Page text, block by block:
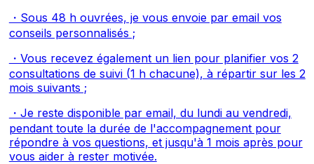
・Sous 48 h ouvrées, je vous envoie par email vos
conseils personnalisés ;
・Vous recevez également un lien pour planifier vos 2
consultations de suivi (1 h chacune), à répartir sur les 2
mois suivants ;
・Je reste disponible par email, du lundi au vendredi,
pendant toute la durée de l'accompagnement pour
répondre à vos questions, et jusqu'à 1 mois après pour
vous aider à rester motivée.